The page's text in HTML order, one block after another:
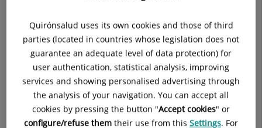
Quirónsalud uses its own cookies and those of third
parties (located in countries whose legislation does not
guarantee an adequate level of data protection) for
user authentication, statistical analysis, improving
services and showing personalised advertising through
the analysis of your navigation. You can accept all
cookies by pressing the button "Accept cookies" or
configure/refuse them their use from this Settings. For